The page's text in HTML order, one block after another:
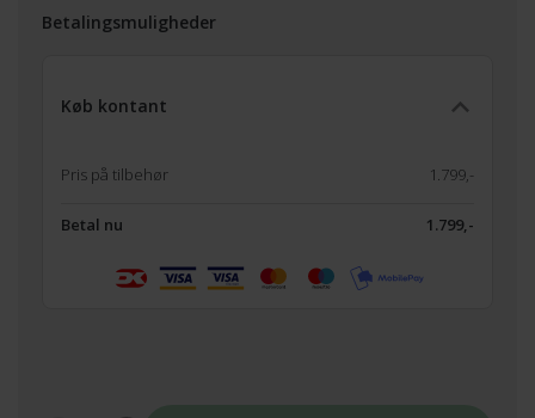
Betalingsmuligheder
Køb kontant
Pris på tilbehør 1.799,-
Betal nu 1.799,-